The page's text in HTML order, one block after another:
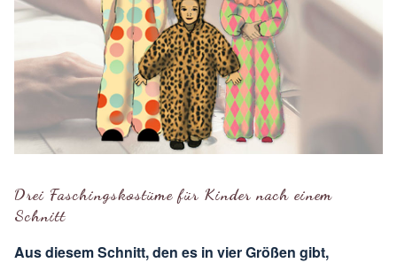
Drei Faschingskostüme für Kinder nach einem
Schnitt
Aus diesem Schnitt, den es in vier Größen gibt,